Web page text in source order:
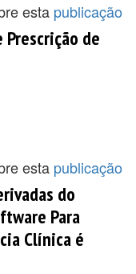
esta publicação
Prescrição de
esta publicação
do
Para
Clínica é